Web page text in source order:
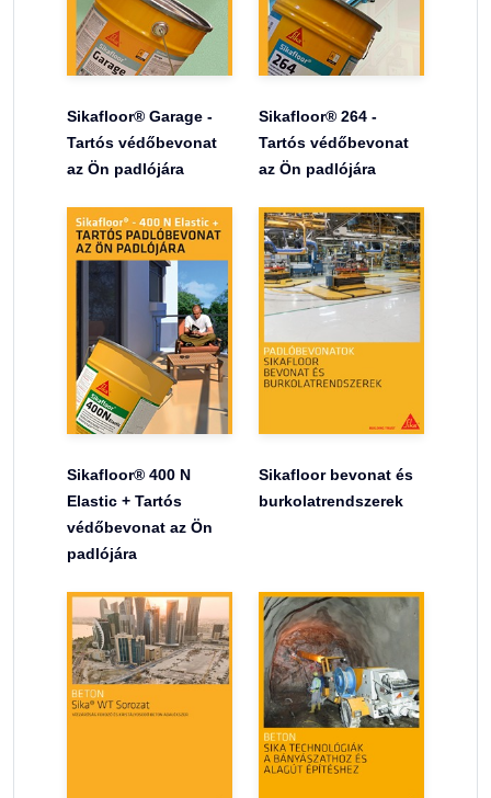
Sikafloor® Garage -
Tartós védőbevonat
az Ön padlójára
Sikafloor® 264 -
Tartós védőbevonat
az Ön padlójára
Sikafloor® 400 N
Elastic + Tartós
védőbevonat az Ön
padlójára
Sikafloor bevonat és
burkolatrendszerek